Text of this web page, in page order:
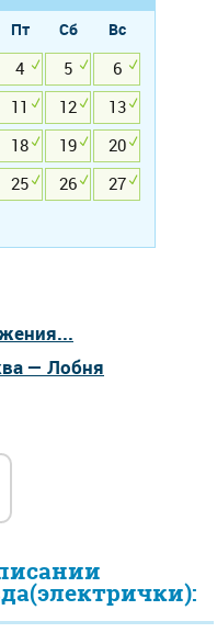
Пт Сб
Вс
4 5
6
11 12
13
18 19
20
25 26
27
— Лобня